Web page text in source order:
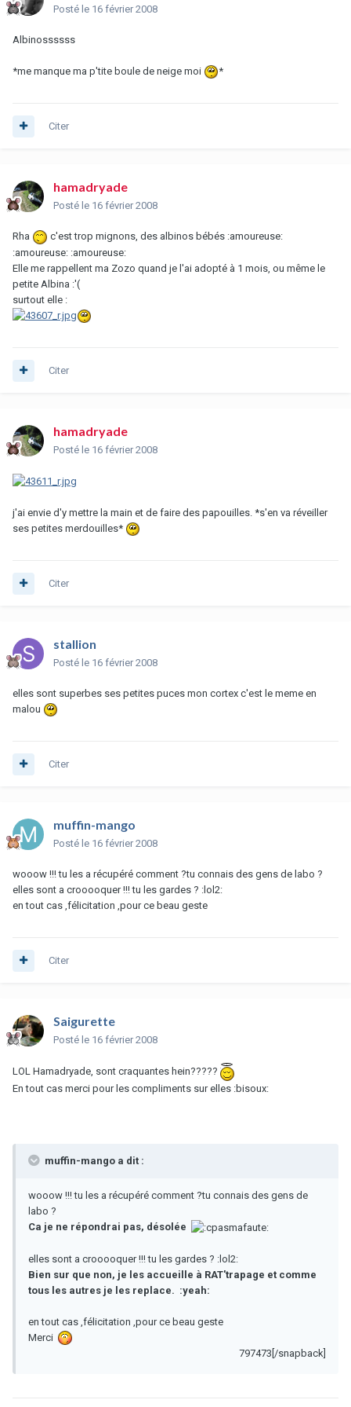
Posté le 16 février 2008
Albinossssss
*me manque ma p'tite boule de neige moi *
Citer
hamadryade
Posté le 16 février 2008
Rha
c'est trop mignons, des albinos bébés :amoureuse:
:amoureuse: :amoureuse:
Elle me rappellent ma Zozo quand je l'ai adopté à 1 mois, ou même le
petite Albina :'(
surtout elle :
Citer
hamadryade
Posté le 16 février 2008
j'ai envie d'y mettre la main et de faire des papouilles. *s'en va réveiller
ses petites merdouilles*
Citer
stallion
Posté le 16 février 2008
elles sont superbes ses petites puces mon cortex c'est le meme en
malou
Citer
muffin-mango
Posté le 16 février 2008
wooow !!! tu les a récupéré comment ?tu connais des gens de labo ?
elles sont a crooooquer !!! tu les gardes ? :lol2:
en tout cas ,félicitation ,pour ce beau geste
Citer
Saigurette
Posté le 16 février 2008
LOL Hamadryade, sont craquantes hein?????
En tout cas merci pour les compliments sur elles :bisoux:
muffin-mango a dit :
wooow !!! tu les a récupéré comment ?tu connais des gens de
labo ?
Ca je ne répondrai pas, désolée
elles sont a crooooquer !!! tu les gardes ? :lol2:
Bien sur que non, je les accueille à RAT'trapage et comme
tous les autres je les replace. :yeah:
en tout cas ,félicitation ,pour ce beau geste
Merci
797473[/snapback]